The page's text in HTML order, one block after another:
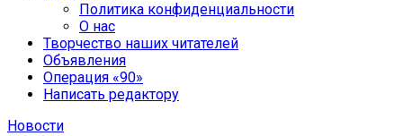
Политика конфиденциальности
О нас
Творчество наших читателей
Объявления
Операция «90»
Написать редактору
Новости